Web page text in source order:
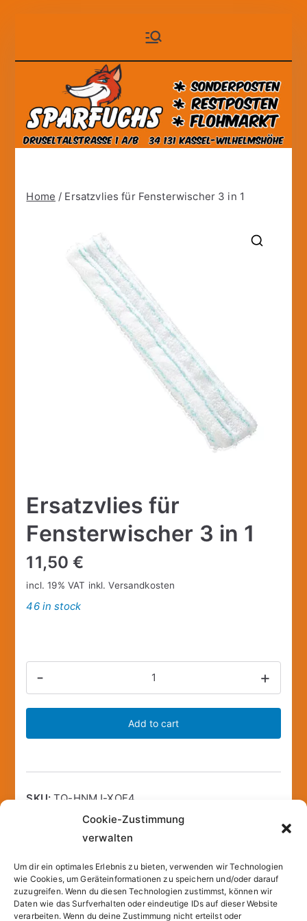
Cookie-Zustimmung
verwalten
Um dir ein optimales Erlebnis zu bieten, verwenden wir Technologien
wie Cookies, um Geräteinformationen zu speichern und/oder darauf
zuzugreifen. Wenn du diesen Technologien zustimmst, können wir
Daten wie das Surfverhalten oder eindeutige IDs auf dieser Website
verarbeiten. Wenn du deine Zustimmung nicht erteilst oder
springen
Sparfuchs
– Kassel
Home / Ersatzvlies für Fensterwischer 3 in 1
Ersatzvlies für
Fensterwischer 3 in 1
11,50€
incl. 19% VAT inkl.Versandkosten
46 in stock
-
Fensterwischer
+
Add to cart
SKU:TQ-HNMJ-XOF4
DescriptionAdditional information
Arbeitsbreite (cm): 33